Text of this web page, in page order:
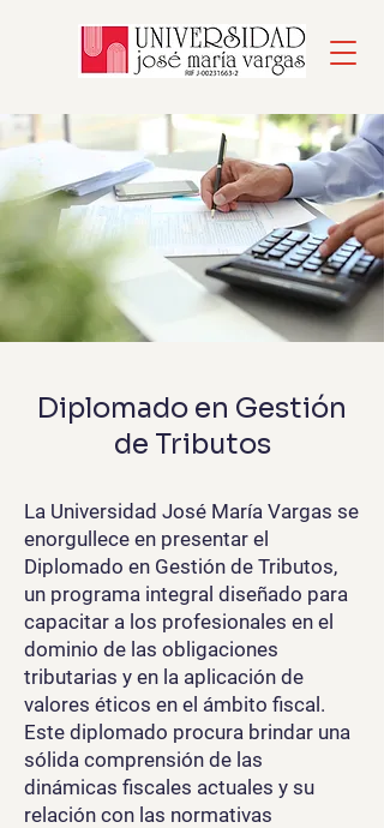
Diplomado en Gestión
de Tributos
La Universidad José María Vargas se
enorgullece en presentar el
Diplomado en Gestión de Tributos,
un programa integral diseñado para
capacitar a los profesionales en el
dominio de las obligaciones
tributarias y en la aplicación de
valores éticos en el ámbito fiscal.
Este diplomado procura brindar una
sólida comprensión de las
dinámicas fiscales actuales y su
relación con las normativas